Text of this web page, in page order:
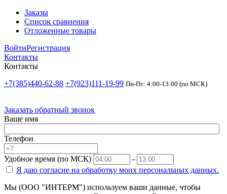
Заказы
Список сравнения
Отложенные товары
ВойтиРегистрация
Контакты
Контакты
+7(385)440-62-88 +7(923)111-19-99 Пн-Пт: 4:00-13:00 (по МСК)
Заказать обратный звонок
Ваше имя
Телефон
Удобное время (по МСК)
-
Я даю согласие на обработку моих персональных данных.
Мы (ООО "ИНТЕРМ") используем ваши данные, чтобы